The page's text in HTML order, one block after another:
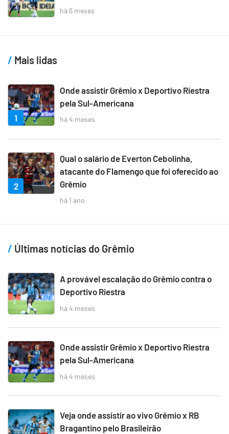
há 6 meses
Mais lidas
1
Onde assistir Grêmio x Deportivo Riestra
pela Sul-Americana
há 4 meses
2
Qual o salário de Everton Cebolinha,
atacante do Flamengo que foi oferecido ao
Grêmio
há 1 ano
Últimas notícias do Grêmio
A provável escalação do Grêmio contra o
Deportivo Riestra
há 4 meses
Onde assistir Grêmio x Deportivo Riestra
pela Sul-Americana
há 4 meses
Veja onde assistir ao vivo Grêmio x RB
Bragantino pelo Brasileirão